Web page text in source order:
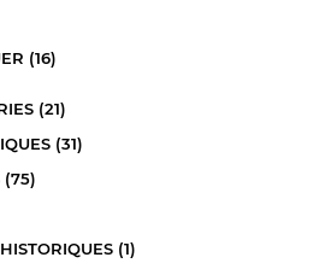
(16)
(21)
(31)
(75)
(1)